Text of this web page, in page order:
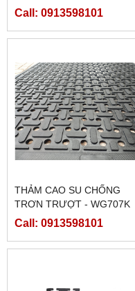
Call: 0913598101
THẢM CAO SU CHỐNG
TRƠN TRƯỢT - WG707K
(CAO SU LỖ SỌC NGANG
Call: 0913598101